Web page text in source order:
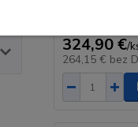
324,90 €/
264,15 € bez